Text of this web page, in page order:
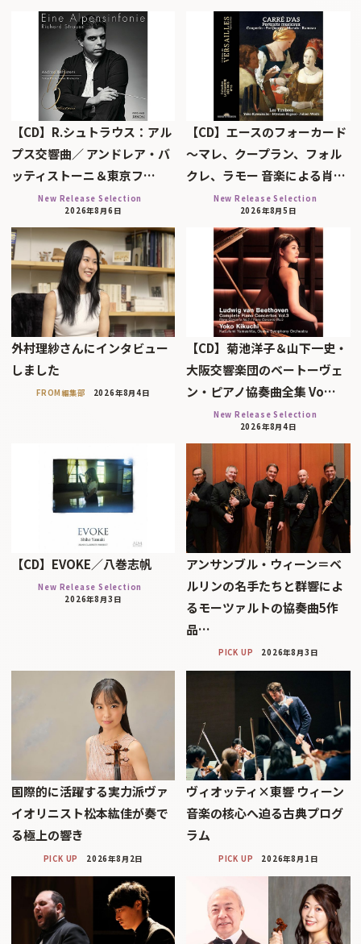
【CD】R.シュトラウス：アル
プス交響曲／ アンドレア・バ
ッティストーニ＆東京フ…
New Release Selection
2026年8月6日
【CD】エースのフォーカード
～マレ、クープラン、フォル
クレ、ラモー 音楽による肖…
New Release Selection
2026年8月5日
外村理紗さんにインタビュー
しました
FROM編集部 2026年8月4日
【CD】菊池洋子＆山下一史・
大阪交響楽団のベートーヴェ
ン・ピアノ協奏曲全集 Vo…
New Release Selection
2026年8月4日
【CD】EVOKE／八巻志帆
New Release Selection
2026年8月3日
アンサンブル・ウィーン＝ベ
ルリンの名手たちと群響によ
るモーツァルトの協奏曲5作
品…
PICK UP 2026年8月3日
国際的に活躍する実力派ヴァ
イオリニスト松本紘佳が奏で
る極上の響き
PICK UP 2026年8月2日
ヴィオッティ×東響 ウィーン
音楽の核心へ迫る古典プログ
ラム
PICK UP 2026年8月1日